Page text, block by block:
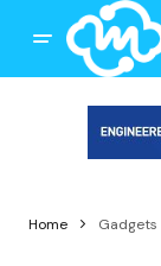
Home Gadgets